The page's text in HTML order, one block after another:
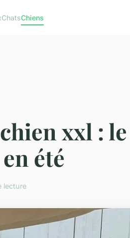
ChatsChiens
xxl : le
été
lecture